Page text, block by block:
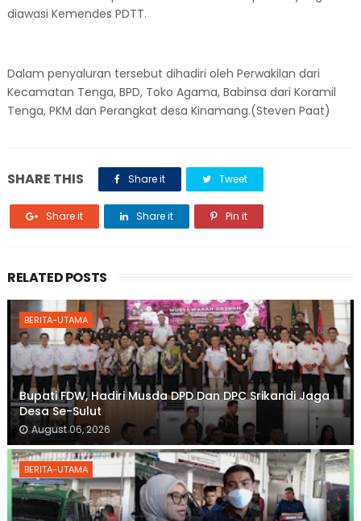
diawasi Kemendes PDTT.
Dalam penyaluran tersebut dihadiri oleh Perwakilan dari
Kecamatan Tenga, BPD, Toko Agama, Babinsa dari Koramil
Tenga, PKM dan Perangkat desa Kinamang.(Steven Paat)
SHARE THIS Share it Tweet
Share it Share it Pin it
RELATED POSTS
BERITA-UTAMA
Bupati FDW, Hadiri Musda DPD Dan DPC Srikandi Jaga
Desa Se-Sulut
August 06, 2026
BERITA-UTAMA